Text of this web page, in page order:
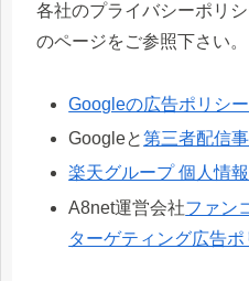
各社のプライバシーポリ
のページをご参照下さい。
Googleの広告ポリシ
Googleと第三者配信
楽天グループ 個人情
A8net運営会社ファン
ターゲティング広告ポ